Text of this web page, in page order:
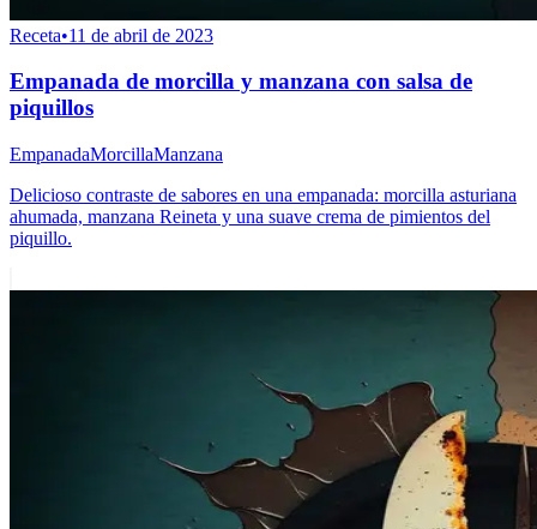
Receta•11 de abril de 2023
Empanada de morcilla y manzana con salsa de
piquillos
EmpanadaMorcillaManzana
Delicioso contraste de sabores en una empanada: morcilla asturiana
ahumada, manzana Reineta y una suave crema de pimientos del
piquillo.